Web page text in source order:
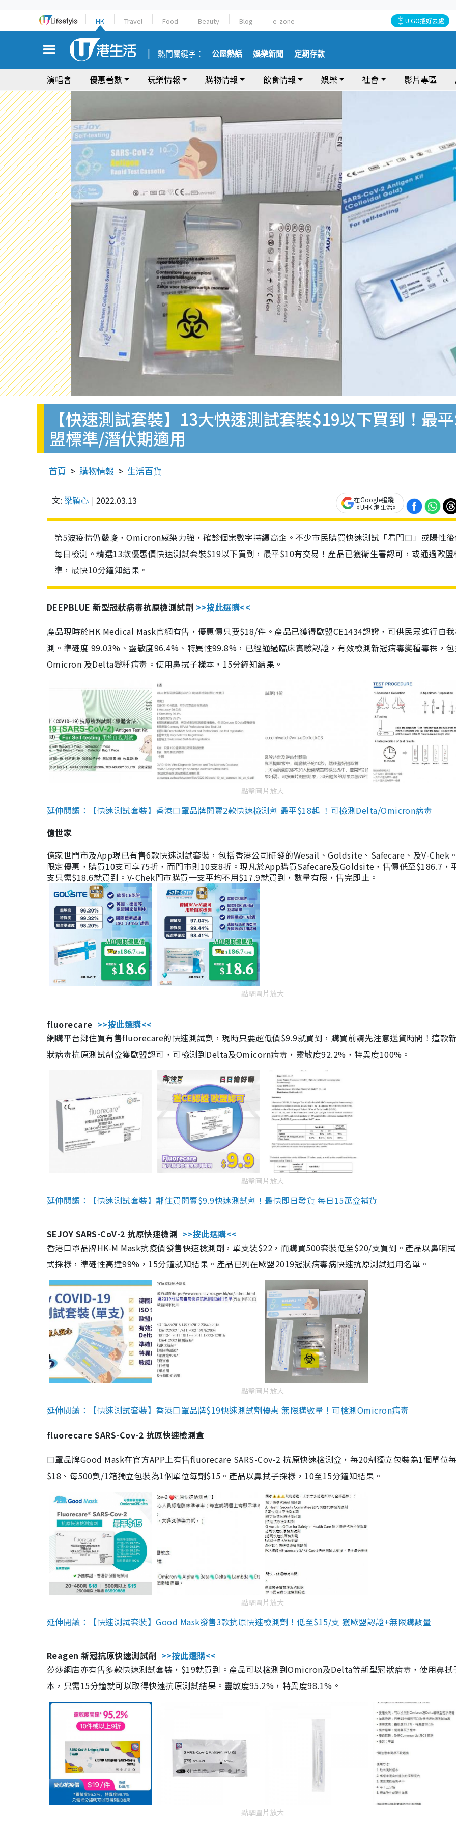
HK Travel Food Beauty Blog e-zone U GO搵好去處
熱門關鍵字： 公屋熱話 娛樂新聞 定期存款
演唱會 優惠著數 玩樂情報 購物情報 飲食情報 娛樂 社會 影片專區
【快速測試套裝】13大快速測試套裝$19以下買到！最
盟標準/潛伏期適用
首頁 購物情報 生活百貨
文: 梁穎心 2022.03.13
在Google追蹤
《UHK 港生活》
第5波疫情仍嚴峻，Omicron感染力強，確診個案數字持續高企。不少市民購買快速測試「看門口」或陽性
每日檢測。精選13款優惠價快速測試套裝$19以下買到，最平$10有交易！產品已獲衛生署認可，或通過歐盟
準，最快10分鐘知結果。
DEEPBLUE 新型冠狀病毒抗原檢測試劑 >>按此選購<<
產品現時於HK Medical Mask官網有售，優惠價只要$18/件。產品已獲得歐盟CE1434認證，可供民眾進行自
測。準確度 99.03%、靈敏度96.4%、特異性99.8%，已經通過臨床實驗認證，有效檢測新冠病毒變種毒株，
Omicron 及Delta變種病毒。使用鼻拭子樣本，15分鐘知結果。
點擊圖片放大
延伸閱讀：【快速測試套裝】香港口罩品牌開賣2款快速檢測劑 最平$18起 ！可檢測Delta/Omicron病毒
億世家
億家世門市及App現已有售6款快速測試套裝，包括香港公司研發的Wesail、Goldsite、Safecare、及V-Chek
限定優惠，購買10支可享75折，而門市則10支8折。現凡於App購買Safecare及Goldsite，售價低至$186.7，
支只需$18.6就買到。V-Chek門市購買一支平均不用$17.9就買到，數量有限，售完即止。
點擊圖片放大
fluorecare >>按此選購<<
網購平台鄰住買有售fluorecare的快速測試劑，現時只要超低價$9.9就買到，購買前請先注意送貨時間！這款
狀病毒抗原測試劑盒獲歐盟認可，可檢測到Delta及Omicorn病毒，靈敏度92.2%，特異度100%。
點擊圖片放大
延伸閱讀：【快速測試套裝】鄰住買開賣$9.9快速測試劑！最快即日發貨 每日15萬盒補貨
SEJOY SARS-CoV-2 抗原快速檢測 >>按此選購<<
香港口罩品牌HK-M Mask抗疫價發售快速檢測劑，單支裝$22，而購買500套裝低至$20/支買到。產品以鼻咽
式採樣，準確性高達99%，15分鐘就知結果。產品已列在歐盟2019冠狀病毒病快速抗原測試通用名單。
點擊圖片放大
延伸閱讀：【快速測試套裝】香港口罩品牌$19快速測試劑優惠 無限購數量！可檢測Omicron病毒
fluorecare SARS-Cov-2 抗原快速檢測盒
口罩品牌Good Mask在官方APP上有售fluorecare SARS-Cov-2 抗原快速檢測盒，每20劑獨立包裝為1個單位
$18、每500劑/1箱獨立包裝為1個單位每劑$15。產品以鼻拭子採樣，10至15分鐘知結果。
點擊圖片放大
延伸閱讀：【快速測試套裝】Good Mask發售3款抗原快速檢測劑！低至$15/支 獲歐盟認證+無限購數量
Reagen 新冠抗原快速測試劑 >>按此選購<<
莎莎網店亦有售多款快速測試套裝，$19就買到。產品可以檢測到Omicron及Delta等新型冠狀病毒，使用鼻拭
本，只需15分鐘就可以取得快速抗原測試結果。靈敏度95.2%，特異度98.1%。
點擊圖片放大